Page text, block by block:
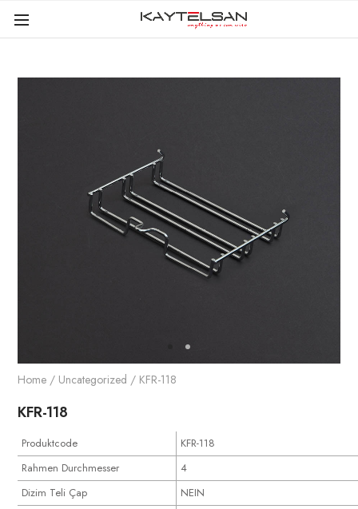
Home / Uncategorized / KFR-118
KFR-118
Produktcode
KFR-118
Rahmen Durchmesser
4
Dizim Teli Çap
NEIN